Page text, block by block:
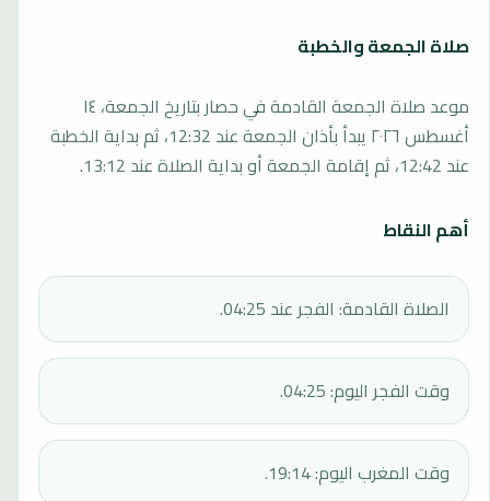
صلاة الجمعة والخطبة
موعد صلاة الجمعة القادمة في حصار بتاريخ الجمعة، ١٤
أغسطس ٢٠٢٦ يبدأ بأذان الجمعة عند 12:32، ثم بداية الخطبة
عند 12:42، ثم إقامة الجمعة أو بداية الصلاة عند 13:12.
أهم النقاط
الصلاة القادمة: الفجر عند 04:25.
وقت الفجر اليوم: 04:25.
وقت المغرب اليوم: 19:14.